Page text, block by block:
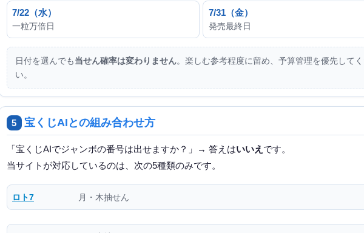
7/22（水）
一粒万倍日
7/31（金）
発売最終日
日付を選んでも当せん確率は変わりません。楽しむ参考程度に留め、予算管理を優先して
い。
5 宝くじAIとの組み合わせ方
「宝くじAIでジャンボの番号は出せますか？」→ 答えはいいえ です。
当サイトが対応しているのは、次の5種類のみです。
ロト7 月・木抽せん